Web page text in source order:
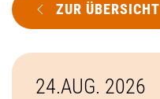
ZUR ÜBERSICHT
24.AUG. 2026